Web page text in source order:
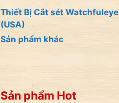
Thiết Bị Cắt sét Watchfuleye
(USA)
Sản phẩm khác
Sản phẩm Hot